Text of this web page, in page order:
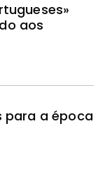
aos
para a época